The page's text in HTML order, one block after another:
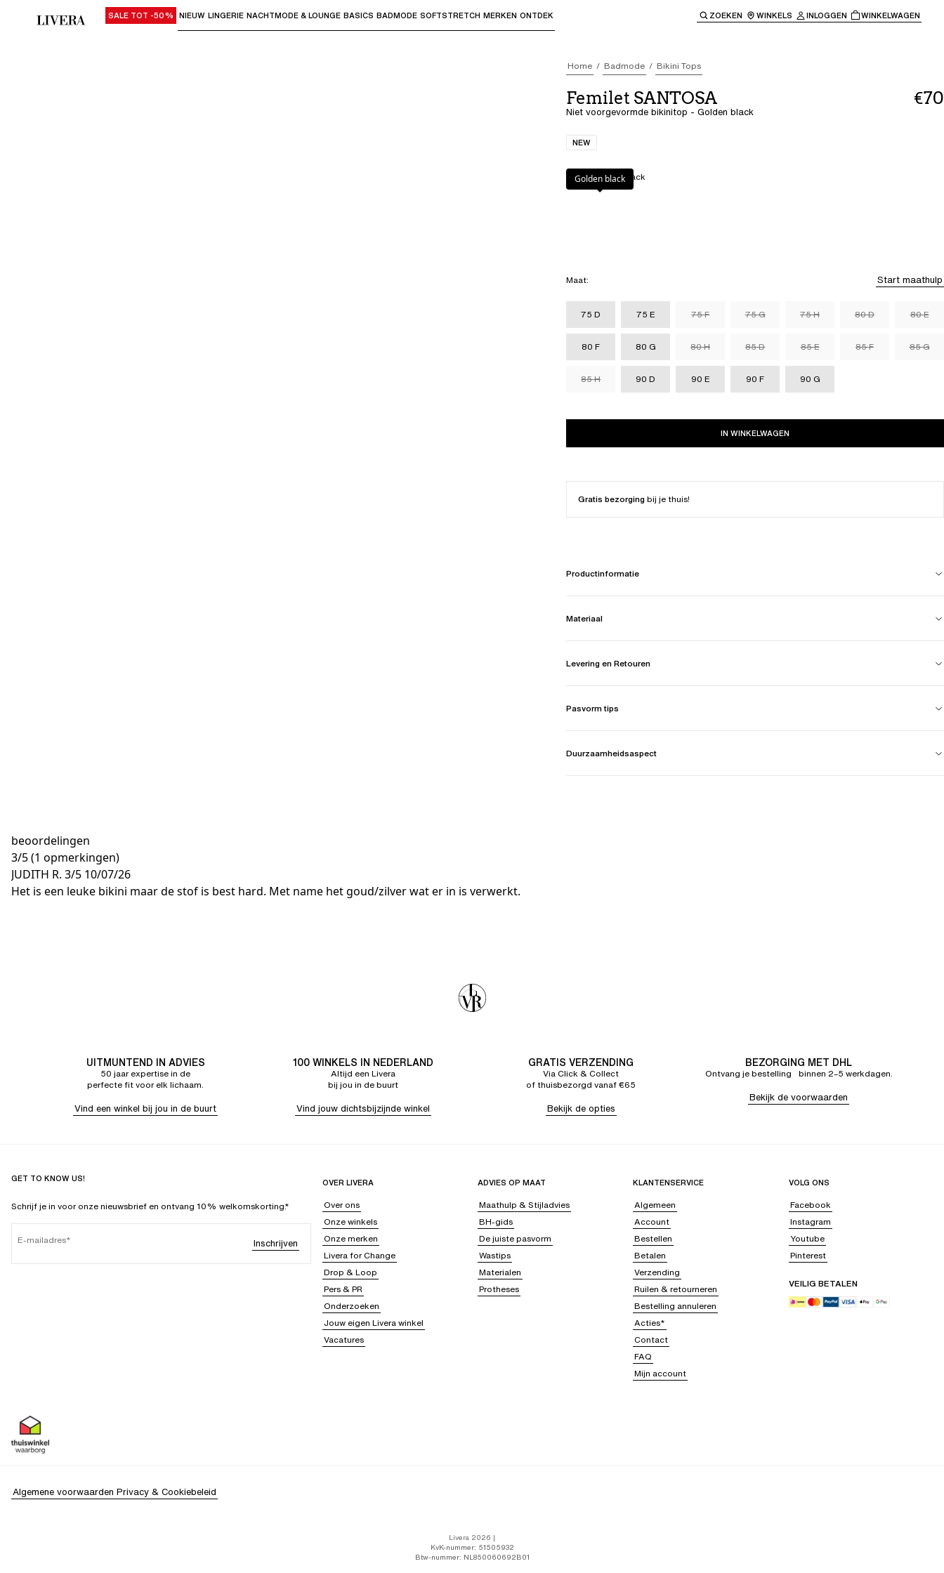
Gebruik "Pijl omlaag" of "Enter" om submenu's te openen en "Pijl omhoog" of "Escape" om terug te keren naar de hoofdnavigatie.
SALE TOT -50% NIEUW LINGERIE NACHTMODE & LOUNGE BASICS BADMODE SOFTSTRETCH MERKEN ONTDEK ZOEKEN WINKELS INLOGGEN WINKELWAGEN
Home Badmode Bikini Tops
Femilet SANTOSA
Niet voorgevormde bikinitop - Golden black
€70
NEW
Kleur:Golden black
Golden black
Maat: Start maathulp
75 D 75 E 75 F 75 G 75 H 80 D 80 E
80 F 80 G 80 H 85 D 85 E 85 F 85 G
85 H 90 D 90 E 90 F 90 G
IN WINKELWAGEN
Gratis bezorgingbij je thuis!
Productinformatie
Materiaal
Levering en Retouren
Pasvorm tips
Duurzaamheidsaspect
beoordelingen
3/5(1 opmerkingen)
JUDITH R. 3/5 10/07/26
Het is een leuke bikini maar de stof is best hard. Met name het goud/zilver wat er in is verwerkt.
UITMUNTEND IN ADVIES
50 jaar expertise in de
perfecte fit voor elk lichaam.
Vind een winkel bij jou in de buurt
100 WINKELS IN NEDERLAND
Altijd een Livera
bij jou in de buurt
Vind jouw dichtsbijzijnde winkel
GRATIS VERZENDING
Via Click & Collect
of thuisbezorgd vanaf €65
Bekijk de opties
BEZORGING MET DHL
Ontvang je bestelling binnen 2–5 werkdagen.
Bekijk de voorwaarden
GET TO KNOW US!
Schrijf je in voor onze nieuwsbrief en ontvang 10% welkomskorting.*
E-mailadres Inschrijven
OVER LIVERA
Over ons
Onze winkels
Onze merken
Livera for Change
Drop & Loop
Pers & PR
Onderzoeken
Jouw eigen Livera winkel
Vacatures
ADVIES OP MAAT
Maathulp & Stijladvies
BH-gids
De juiste pasvorm
Wastips
Materialen
Protheses
KLANTENSERVICE
Algemeen
Account
Bestellen
Betalen
Verzending
Ruilen & retourneren
Bestelling annuleren
Acties*
Contact
FAQ
Mijn account
VOLG ONS
Facebook
Instagram
Youtube
Pinterest
VEILIG BETALEN
Algemene voorwaarden Privacy & Cookiebeleid
Livera 2026 |
KvK-nummer: 51505932
Btw-nummer: NL850060692B01